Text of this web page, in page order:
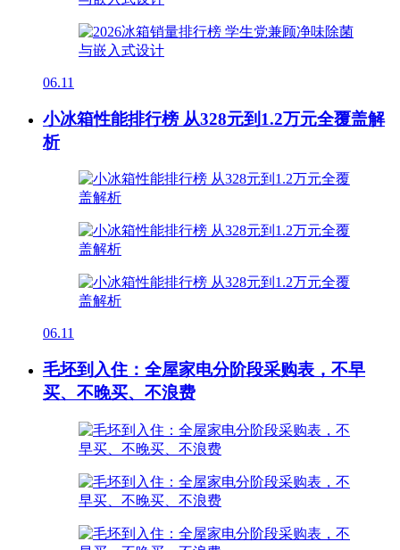
06.11
小冰箱性能排行榜 从328元到1.2万元全覆盖解
析
06.11
毛坯到入住：全屋家电分阶段采购表，不早
买、不晚买、不浪费